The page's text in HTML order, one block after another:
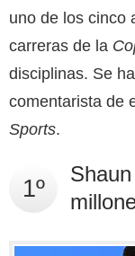
uno de los cinco
carreras de la
disciplinas. Se
comentarista de
Sports.
1º